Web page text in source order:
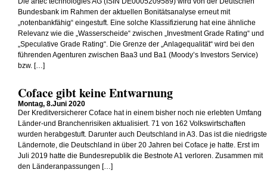
Bundesbank im Rahmen der aktuellen Bonitätsanalyse erneut mit
„notenbankfähig“ eingestuft. Eine solche Klassifizierung hat eine ähnliche
Relevanz wie die „Wasserscheide“ zwischen „Investment Grade Rating“ und
„Speculative Grade Rating“. Die Grenze der „Anlagequalität“ wird bei den
führenden Agenturen zwischen Baa3 und Ba1 (Moody’s Investors Service)
bzw. […]
Coface gibt keine Entwarnung
Montag, 8.Juni 2020
Der Kreditversicherer Coface hat in einem bisher noch nie erlebten Umfang
Länder-und Branchenrisiken aktualisiert. 71 von 162 Volkswirtschaften
wurden herabgestuft. Darunter auch Deutschland in A3. Das ist die niedrigste
Ländernote, die Deutschland in über 20 Jahren bei Coface je hatte. Erst im
Juli 2019 hatte die Bundesrepublik die Bestnote A1 verloren. Zusammen mit
den Länderanpassungen […]